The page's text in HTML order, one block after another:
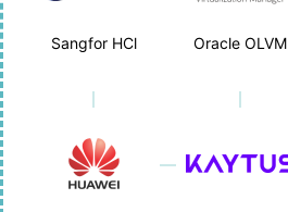
Sangfor HCl Oracle OLVM